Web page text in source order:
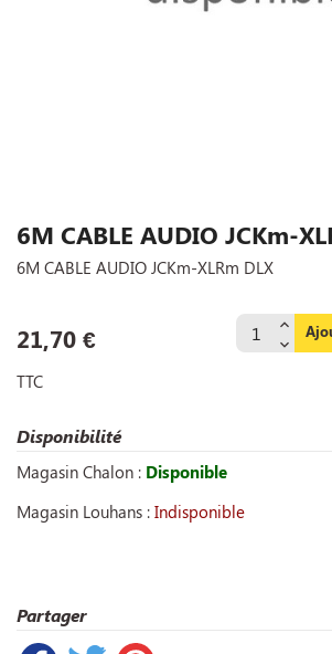
6M CABLE AUDIO JCKm-
6M CABLE AUDIO JCKm-XLRm DLX
21,70 €
TTC
Disponibilité
Magasin Chalon : Disponible
Magasin Louhans : Indisponible
Partager